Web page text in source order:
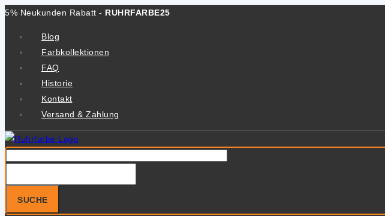
Zum
5% Neukunden Rabatt - RUHRFARBE25
Blog
Farbkollektionen
FAQ
Historie
Kontakt
Versand & Zahlung
nach:
SUCHE